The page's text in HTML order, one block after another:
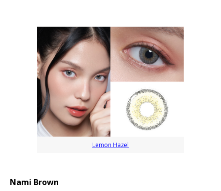
Lemon Hazel
Nami Brown